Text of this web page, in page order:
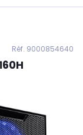
Réf. 9000854640